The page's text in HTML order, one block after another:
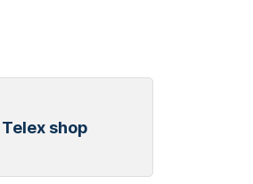
Telex shop